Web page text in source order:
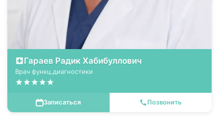
Гараев Радик Хабибуллович
Врач функц.диагностики
Записаться Позвонить